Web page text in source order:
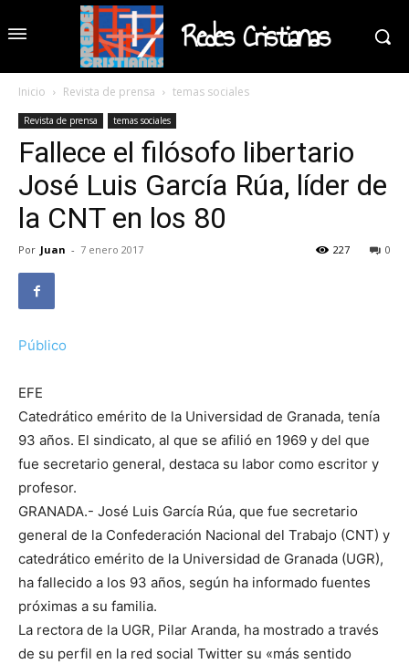
Redes Cristianas
Inicio Revista de prensa temas sociales
Revista de prensa temas sociales
Fallece el filósofo libertario
José Luis García Rúa, líder de
la CNT en los 80
Por Juan - 7 enero 2017 0
227
Público
EFE
Catedrático emérito de la Universidad de Granada, tenía
93 años. El sindicato, al que se afilió en 1969 y del que
fue secretario general, destaca su labor como escritor y
profesor.
GRANADA.- José Luis García Rúa, que fue secretario
general de la Confederación Nacional del Trabajo (CNT) y
catedrático emérito de la Universidad de Granada (UGR),
ha fallecido a los 93 años, según ha informado fuentes
próximas a su familia.
La rectora de la UGR, Pilar Aranda, ha mostrado a través
de su perfil en la red social Twitter su «más sentido